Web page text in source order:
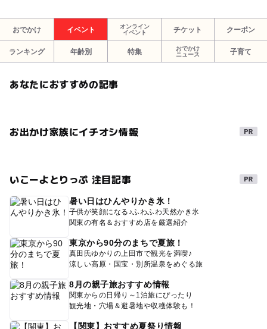
おでかけ イベント
オンライン
イベント
チケット クーポン
ランキング 年齢別 特集
おでかけ
ニュース
子育て
あなたにおすすめの記事
お出かけ家族にイチオシ情報
いこーよとりっぷ 注目記事
暑い日はひんやりかき氷！
子供が笑顔になる♪ふわふわ天然かき氷
関東の有名＆おすすめ店を厳選紹介
東京から90分のまちで夏旅！
真田氏ゆかりの上田市で観光を満喫♪
涼しい高原・国宝・別所温泉をめぐる旅
8月の親子旅おすすめ情報
関東からの日帰り～1泊旅にぴったり
観光地・穴場＆避暑地や収穫体験も！
【関東】おすすめ夏祭り情報